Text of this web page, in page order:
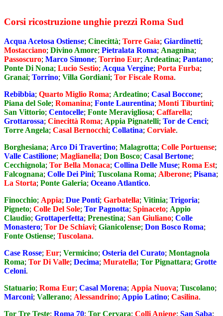
Corsi ricostruzione unghie prezzi Roma Sud
Acqua Acetosa Ostiense; Cinecittà; Torre Gaia; Giardinetti;
Mostacciano; Divino Amore; Pietralata Roma; Anagnina;
Passoscuro; Marco Simone; Torrino Eur; Ardeatina; Pantano;
Ponte Di Nona; Lucio Sestio; Acqua Vergine; Porta Furba;
Granai; Torrino; Villa Gordiani; Tor Fiscale Roma.
Rebibbia; Quarto Miglio Roma; Ardeatino; Casal Boccone;
Piana del Sole; Romanina; Fonte Laurentina; Monti Tiburtini;
San Vittorio; Centocelle; Fonte Meravigliosa; Caffarella;
Grottarossa; Cinecittà Roma; Appia Pignatelli; Tor de Cenci;
Torre Angela; Casal Bernocchi; Collatina; Corviale.
Borghesiana; Arco Di Travertino; Malagrotta; Colle Portuense;
Valle Castilione; Maglianella; Don Bosco; Casal Bertone;
Cecchignola; Tor Bella Monaca; Collina Delle Muse; Roma Est;
Falcognana; Colle Dei Pini; Tuscolana Roma; Alberone; Pisana;
La Storta; Ponte Galeria; Oceano Atlantico.
Finocchio; Appia; Due Ponti; Garbatella; Vitinia; Trigoria;
Pigneto; Colle Del Sole; Tor Pagnotta; Spinaceto; Appio
Claudio; Grottaperfetta; Prenestina; San Giuliano; Colle
Monastero; Tor De Schiavi; Gianicolense; Don Bosco Roma;
Fonte Ostiense; Tuscolana.
Case Rosse; Eur; Vermicino; Osteria del Curato; Montagnola
Roma; Tor Di Valle; Decima; Muratella; Tor Pignattara; Grotte
Celoni.
Statuario; Roma Eur; Casal Morena; Appia Nuova; Tuscolano;
Marconi; Vallerano; Alessandrino; Appio Latino; Casilina.
Tor Tre Teste; Roma 70; Tor Cervara; Colli Aniene; San Saba;